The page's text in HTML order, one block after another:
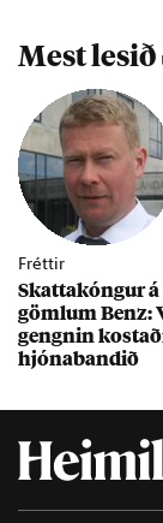
Mest lesið
Fréttir
Skattakóng­ur á
göml­um Benz:
gengn­in
hjóna­band­ið